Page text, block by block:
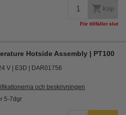
Köp
För tillfället slut
Hotside Assembly | PT100
V E3D DAR01756
och beskrivningen
5-7dgr